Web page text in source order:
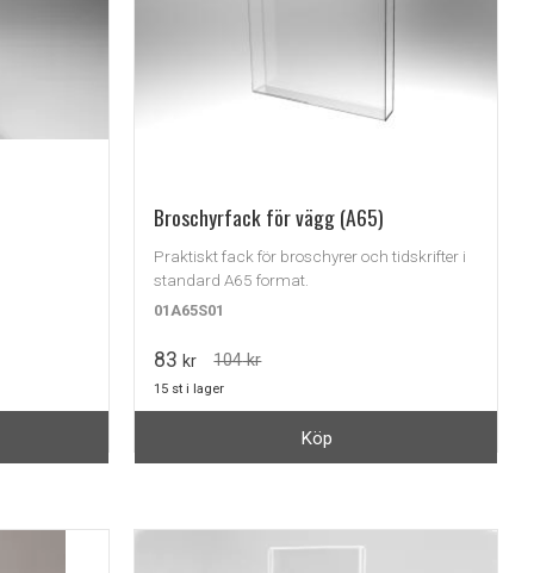
Broschyrfack för vägg (A65)
Praktiskt fack för broschyrer och tidskrifter i
standard A65 format.
01A65S01
83 kr 104kr
15 st i lager
Köp